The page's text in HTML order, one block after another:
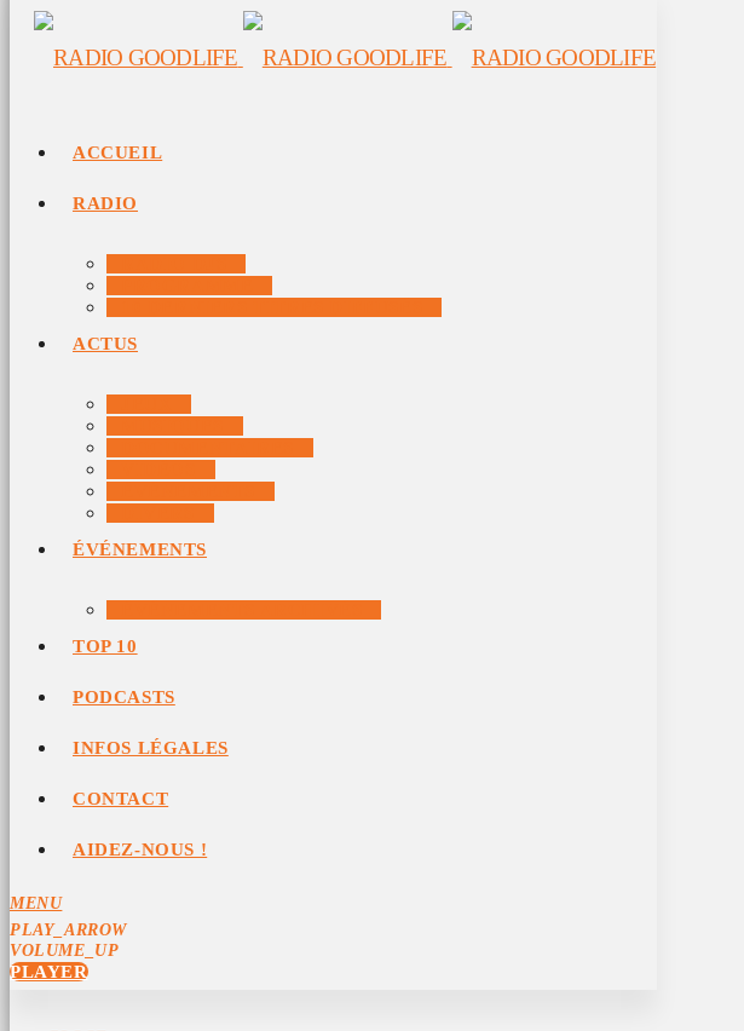
ACCUEIL
RADIO
ACTUS
ÉVÉNEMENTS
TOP 10
PODCASTS
INFOS LÉGALES
CONTACT
AIDEZ-NOUS !
MENU
PLAY_ARROW
VOLUME_UP
PLAYER